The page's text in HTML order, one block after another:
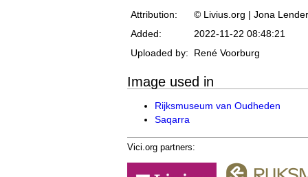
Attribution:
© Livius.org | Jona
Added:
2022-11-22 08:48:21
Uploaded by:
René Voorburg
Image used in
Rijksmuseum van Oudheden
Saqarra
Vici.org partners: